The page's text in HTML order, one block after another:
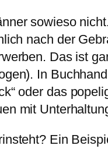
sowieso
nach der
Das ist
In
oder das
mit
Ein